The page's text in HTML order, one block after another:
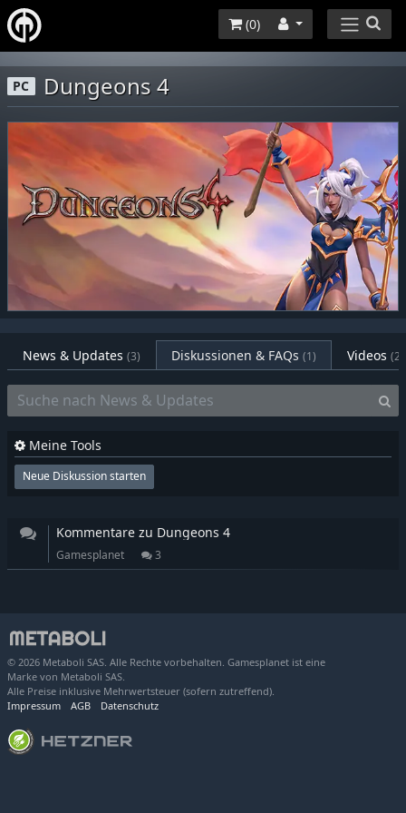
(0)
PC Dungeons 4
News & Updates (3) Diskussionen & FAQs (1) Videos (2)
Kommentare zu Dungeons 4
Gamesplanet 3
Meine Tools
Neue Diskussion starten
© 2026 Metaboli SAS. Alle Rechte vorbehalten. Gamesplanet ist eine
Marke von Metaboli SAS.
Alle Preise inklusive Mehrwertsteuer (sofern zutreffend).
Impressum
AGB Datenschutz